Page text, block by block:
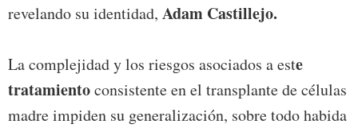
revelando su identidad, Adam Castillejo.
La complejidad y los riesgos asociados a este
tratamientoconsistente en el transplante de células
madre impiden su generalización, sobre todo habida